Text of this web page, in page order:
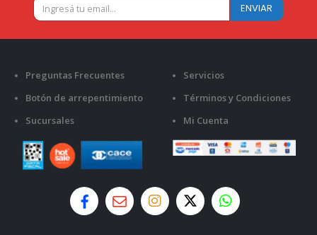
Preguntas Frecuentes
Botón de arrepentimiento
Sucursales
Servicios
Términos y Condiciones
Mi Cuenta